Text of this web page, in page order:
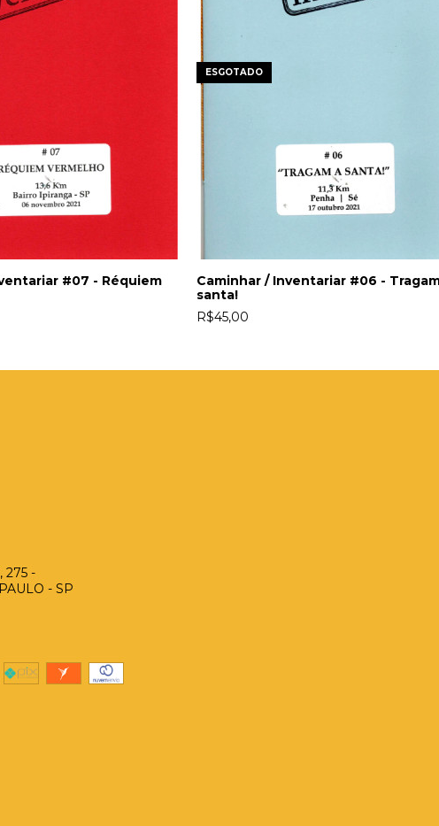
#07 - Réquiem
ESGOTADO
Caminhar / Inventariar #06 -
santa!
R$45,00
275 -
- SP